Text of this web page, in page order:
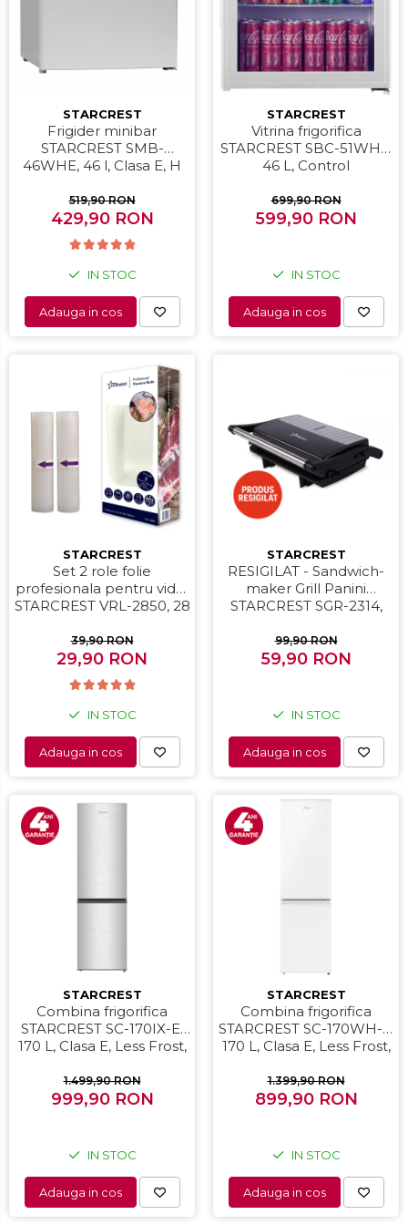
Preparare alimente
Preparare ceai si cafea
Aparate de spumat lapte
Preparare desert
accesori inghetata
Masini de facut paine
Storcatoare
Tigai
STARCREST
Frigider minibar
STARCREST SMB-
46WHE, 46 l, Clasa E, H
519,90 RON
429,90 RON
IN STOC
Adauga in cos
STARCREST
Vitrina frigorifica
STARCREST SBC-51WHE,
46 L, Control
H 48.8 cm, Alb
699,90 RON
599,90 RON
IN STOC
Adauga in cos
STARCREST
Set 2 role folie
profesionala pentru vidat
STARCREST VRL-2850, 28
reutilizabile, sous vide,
lavabile in masina de
transparent
39,90 RON
29,90 RON
IN STOC
Adauga in cos
STARCREST
RESIGILAT - Sandwich-
maker Grill Panini
STARCREST SGR-2314,
nonaderente,
Deschidere 180°,
99,90 RON
59,90 RON
IN STOC
Adauga in cos
STARCREST
Combina frigorifica
STARCREST SC-170IX-E,
170 L, Clasa E, Less Frost,
Iluminare LED, Suprafata
Inox antiamprenta,
Inox
1.499,90 RON
999,90 RON
IN STOC
Adauga in cos
STARCREST
Combina frigorifica
STARCREST SC-170WH-E,
170 L, Clasa E, Less Frost,
Iluminare LED, Picioare
ajustabile, Usi reversibile,
1.399,90 RON
899,90 RON
IN STOC
Adauga in cos